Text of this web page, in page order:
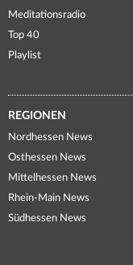
Meditationsradio
Top 40
Playlist
REGIONEN
Nordhessen News
Osthessen News
Mittelhessen News
Rhein-Main News
Südhessen News